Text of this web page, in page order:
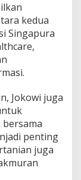
kedua
Singapura
Jokowi juga
penting
juga